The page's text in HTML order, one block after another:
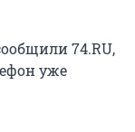
74.RU,
уже